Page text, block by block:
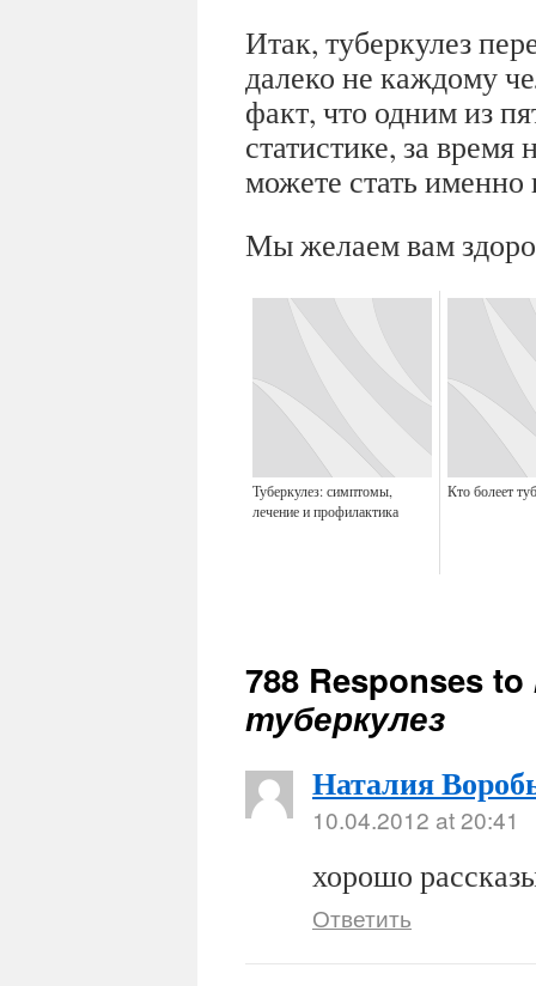
Итак, туберкулез
далеко не каждому
факт, что одним из
статистике, за
можете стать именно
Мы желаем вам
Туберкулез: симптомы,
лечение и профилактика
Кто болеет
788 Responses to
туберкулез
Наталия
10.04.2012 at 20:41
хорошо
Ответить